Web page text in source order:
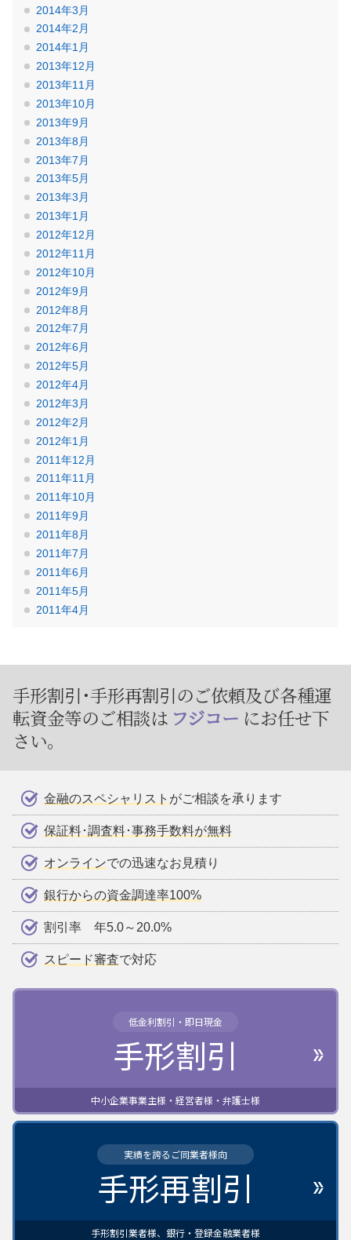
2014年3月
2014年2月
2014年1月
2013年12月
2013年11月
2013年10月
2013年9月
2013年8月
2013年7月
2013年5月
2013年3月
2013年1月
2012年12月
2012年11月
2012年10月
2012年9月
2012年8月
2012年7月
2012年6月
2012年5月
2012年4月
2012年3月
2012年2月
2012年1月
2011年12月
2011年11月
2011年10月
2011年9月
2011年8月
2011年7月
2011年6月
2011年5月
2011年4月
手形割引･手形再割引のご依頼及び各種運
転資金等のご相談は フジコー にお任せ下
さい。
金融のスペシャリスト がご相談を承ります
保証料･調査料･事務手数料が無料
オンラインでの迅速なお見積り
銀行からの資金調達率100%
割引率 年5.0～20.0%
スピード審査で対応
低金利割引・即日現金
手形割引
中小企業事業主様・経営者様・弁護士様
実績を誇るご同業者様向
手形再割引
手形割引業者様、銀行・登録金融業者様